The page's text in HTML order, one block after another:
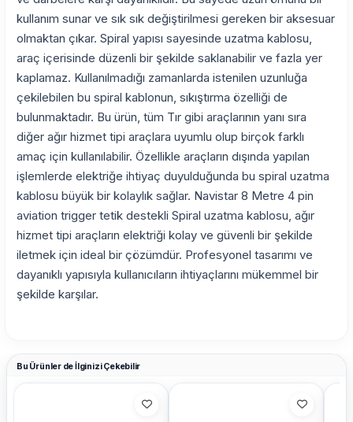
kullanım sunar ve sık sık değiştirilmesi gereken bir aksesuar
olmaktan çıkar. Spiral yapısı sayesinde uzatma kablosu,
araç içerisinde düzenli bir şekilde saklanabilir ve fazla yer
kaplamaz. Kullanılmadığı zamanlarda istenilen uzunluğa
çekilebilen bu spiral kablonun, sıkıştırma özelliği de
bulunmaktadır. Bu ürün, tüm Tır gibi araçlarının yanı sıra
diğer ağır hizmet tipi araçlara uyumlu olup birçok farklı
amaç için kullanılabilir. Özellikle araçların dışında yapılan
işlemlerde elektriğe ihtiyaç duyulduğunda bu spiral uzatma
kablosu büyük bir kolaylık sağlar. Navistar 8 Metre 4 pin
aviation trigger tetik destekli Spiral uzatma kablosu, ağır
hizmet tipi araçların elektriği kolay ve güvenli bir şekilde
iletmek için ideal bir çözümdür. Profesyonel tasarımı ve
dayanıklı yapısıyla kullanıcıların ihtiyaçlarını mükemmel bir
şekilde karşılar.
Bu Ürünler de İlginizi Çekebilir